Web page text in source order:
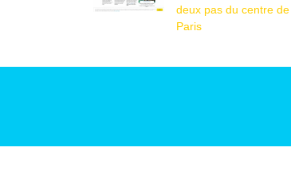
deux pas du centre de
Paris